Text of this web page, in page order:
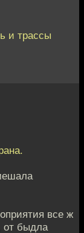
и трассы
все ж
от быдла